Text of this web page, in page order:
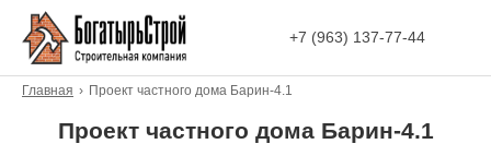
+7 (963) 137-77-44
Главная › Проект частного дома Барин-4.1
Проект частного дома Барин-4.1